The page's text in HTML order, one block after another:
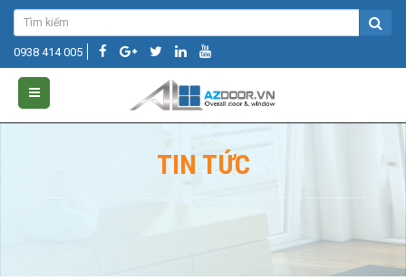
0938 414 005
TIN TỨC